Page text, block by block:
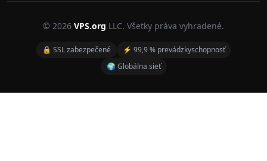
© 2026 VPS.org LLC. Všetky práva vyhradené.
🔒 SSL zabezpečené
⚡ 99,9 % prevádzkyschopnosť
🌍 Globálna sieť